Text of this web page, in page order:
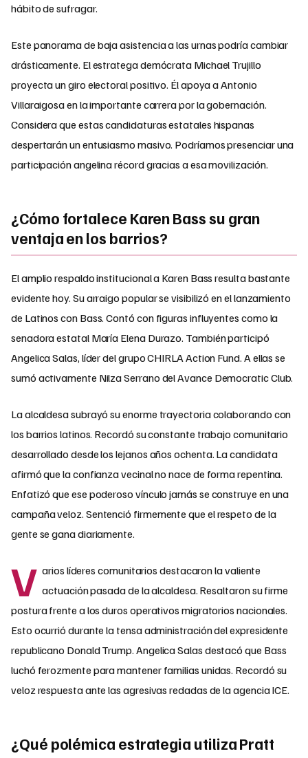
hábito de sufragar.
Este panorama de baja asistencia a las urnas podría cambiar
drásticamente. El estratega demócrata Michael Trujillo
proyecta un giro electoral positivo. Él apoya a Antonio
Villaraigosa en la importante carrera por la gobernación.
Considera que estas candidaturas estatales hispanas
despertarán un entusiasmo masivo. Podríamos presenciar una
participación angelina récord gracias a esa movilización.
¿Cómo fortalece Karen Bass su gran
ventaja en los barrios?
El amplio respaldo institucional a Karen Bass resulta bastante
evidente hoy. Su arraigo popular se visibilizó en el lanzamiento
de Latinos con Bass. Contó con figuras influyentes como la
senadora estatal María Elena Durazo. También participó
Angelica Salas, líder del grupo CHIRLA Action Fund. A ellas se
sumó activamente Nilza Serrano del Avance Democratic Club.
La alcaldesa subrayó su enorme trayectoria colaborando con
los barrios latinos. Recordó su constante trabajo comunitario
desarrollado desde los lejanos años ochenta. La candidata
afirmó que la confianza vecinal no nace de forma repentina.
Enfatizó que ese poderoso vínculo jamás se construye en una
campaña veloz. Sentenció firmemente que el respeto de la
gente se gana diariamente.
V arios líderes comunitarios destacaron la valiente
actuación pasada de la alcaldesa. Resaltaron su firme
postura frente a los duros operativos migratorios nacionales.
Esto ocurrió durante la tensa administración del expresidente
republicano Donald Trump. Angelica Salas destacó que Bass
luchó ferozmente para mantener familias unidas. Recordó su
veloz respuesta ante las agresivas redadas de la agencia ICE.
¿Qué polémica estrategia utiliza Pratt